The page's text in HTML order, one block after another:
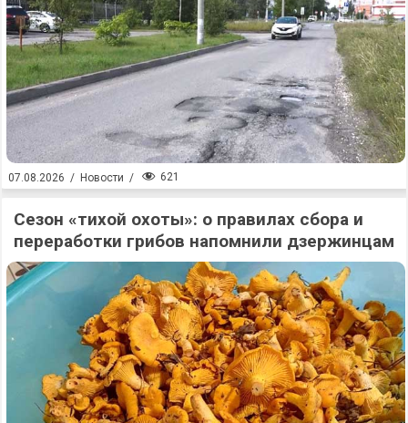
07.08.2026 / Новости / 621
Сезон «тихой охоты»: о правилах сбора и
переработки грибов напомнили дзержинцам